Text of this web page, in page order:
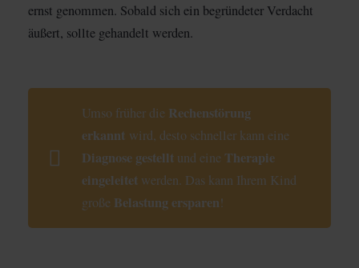
ernst genommen. Sobald sich ein begründeter Verdacht
äußert, sollte gehandelt werden.
Umso früher die Rechenstörung
erkanntwird, desto schneller kann eine
Diagnose gestelltund eine Therapie
eingeleitetwerden. Das kann Ihrem Kind
große Belastung ersparen!